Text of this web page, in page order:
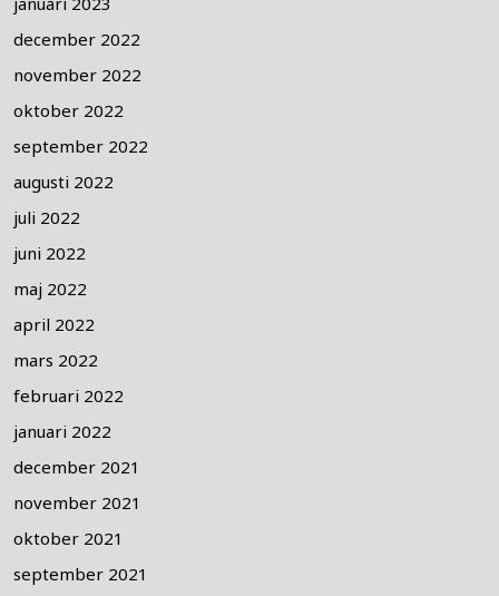
december 2022
november 2022
oktober 2022
september 2022
augusti 2022
juli 2022
juni 2022
maj 2022
april 2022
mars 2022
februari 2022
januari 2022
december 2021
november 2021
oktober 2021
september 2021